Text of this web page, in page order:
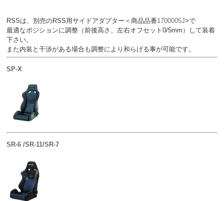
RSSは、別売のRSS用サイドアダプター＜商品品番1700005J>で
最適なポジションに調整（前後高さ、左右オフセット0/5mm）して装着
下さい。
また内装と干渉がある場合も調整により和らげる事が可能です。
SP-X
SR-6 /SR-11/SR-7